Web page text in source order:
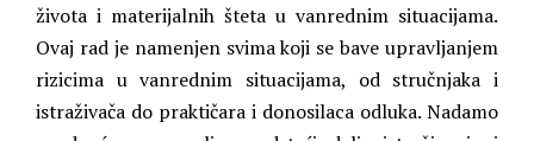
života i materijalnih šteta u vanrednim situacijama.
Ovaj rad je namenjen svima koji se bave upravljanjem
rizicima u vanrednim situacijama, od stručnjaka i
istraživača do praktičara i donosilaca odluka. Nadamo